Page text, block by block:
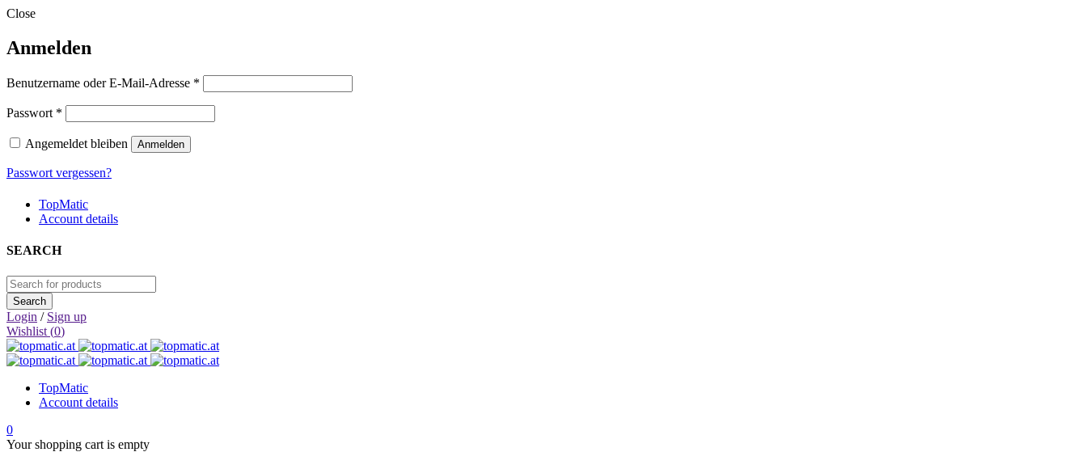
Close
Anmelden
Benutzername oder E-Mail-Adresse *
Passwort *
Angemeldet bleiben Anmelden
Passwort vergessen?
TopMatic
Account details
SEARCH
Login / Sign up
Wishlist (0)
TopMatic
Account details
0
Your shopping cart is empty